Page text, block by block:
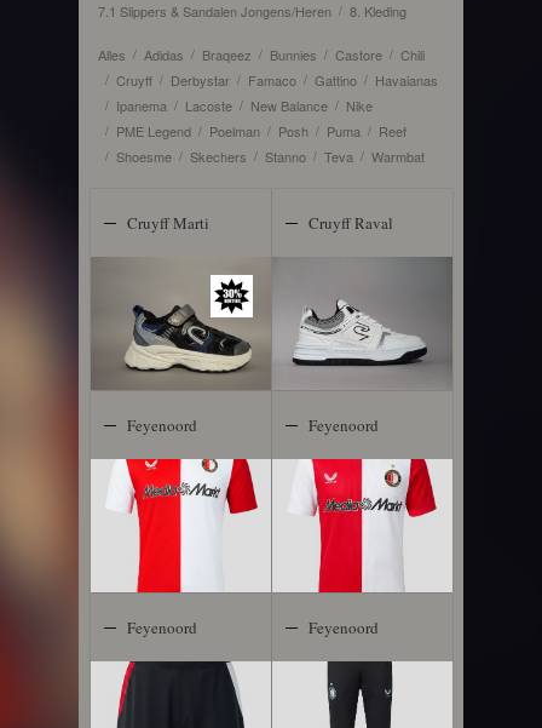
7.1 Slippers & Sandalen Jongens/Heren / 8. Kleding
Alles / Adidas / Braqeez / Bunnies / Castore / Chili
/ Cruyff / Derbystar / Famaco / Gattino / Havaianas
/ Ipanema / Lacoste / New Balance / Nike
/ PME Legend / Poelman / Posh / Puma / Reef
/ Shoesme / Skechers / Stanno / Teva / Warmbat
Cruyff Marti
Cruyff Raval
Feyenoord
2026-2027
Heren
Feyenoord
2026-2027
Junior
Feyenoord
2026-2027
Junior
Feyenoord
2027 Broek
Junior